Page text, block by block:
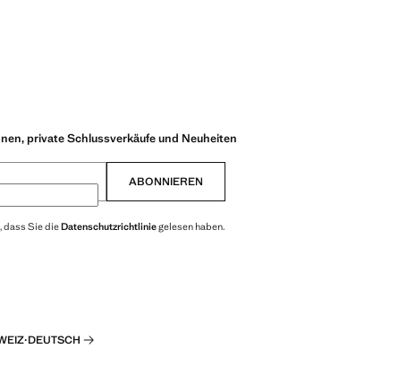
private Schlussverkäufe und Neuheiten
ABONNIEREN
dass Sie dieDatenschutzrichtliniegelesen haben.
·DEUTSCH